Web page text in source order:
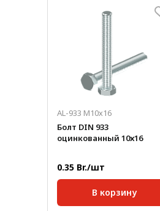
AL-933 M10х16
Болт DIN 933
оцинкованный 10х16
0.35 Br./шт
В корзину